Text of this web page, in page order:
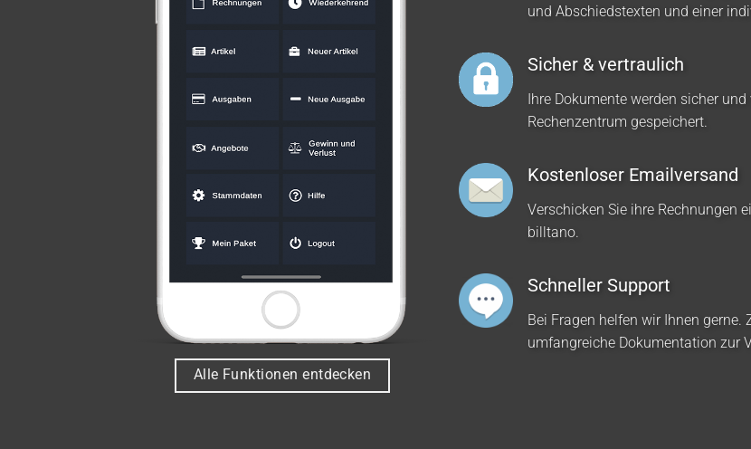
Alle Funktionen entdecken
und Abschiedstexten und einer
Sicher & vertraulich
Ihre Dokumente werden sicher
Rechenzentrum gespeichert.
Kostenloser Emailversand
Verschicken Sie ihre Rechnungen
billtano.
Schneller Support
Bei Fragen helfen wir Ihnen
umfangreiche Dokumentation zur